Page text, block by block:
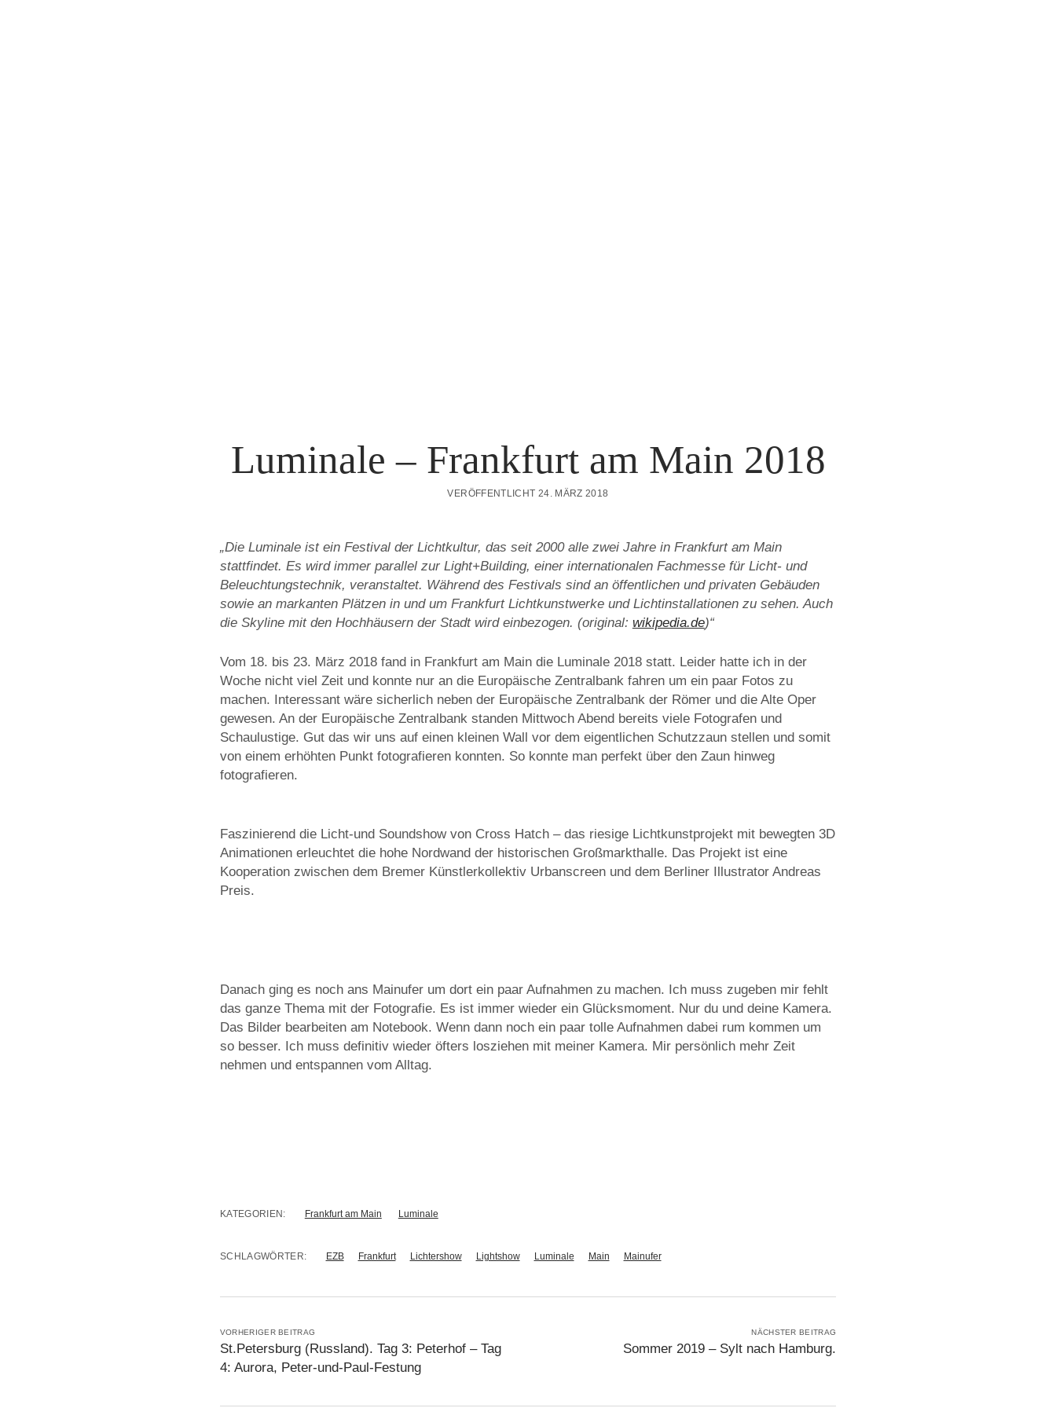
Luminale – Frankfurt am Main 2018
VERÖFFENTLICHT 24. MÄRZ 2018
„Die Luminale ist ein Festival der Lichtkultur, das seit 2000 alle zwei Jahre in Frankfurt am Main
stattfindet. Es wird immer parallel zur Light+Building, einer internationalen Fachmesse für Licht- und
Beleuchtungstechnik, veranstaltet. Während des Festivals sind an öffentlichen und privaten Gebäuden
sowie an markanten Plätzen in und um Frankfurt Lichtkunstwerke und Lichtinstallationen zu sehen. Auch
die Skyline mit den Hochhäusern der Stadt wird einbezogen. (original: wikipedia.de)“
Vom 18. bis 23. März 2018 fand in Frankfurt am Main die Luminale 2018 statt. Leider hatte ich in der
Woche nicht viel Zeit und konnte nur an die Europäische Zentralbank fahren um ein paar Fotos zu
machen. Interessant wäre sicherlich neben der Europäische Zentralbank der Römer und die Alte Oper
gewesen. An der Europäische Zentralbank standen Mittwoch Abend bereits viele Fotografen und
Schaulustige. Gut das wir uns auf einen kleinen Wall vor dem eigentlichen Schutzzaun stellen und somit
von einem erhöhten Punkt fotografieren konnten. So konnte man perfekt über den Zaun hinweg
fotografieren.
Faszinierend die Licht-und Soundshow von Cross Hatch – das riesige Lichtkunstprojekt mit bewegten 3D
Animationen erleuchtet die hohe Nordwand der historischen Großmarkthalle. Das Projekt ist eine
Kooperation zwischen dem Bremer Künstlerkollektiv Urbanscreen und dem Berliner Illustrator Andreas
Preis.
Danach ging es noch ans Mainufer um dort ein paar Aufnahmen zu machen. Ich muss zugeben mir fehlt
das ganze Thema mit der Fotografie. Es ist immer wieder ein Glücksmoment. Nur du und deine Kamera.
Das Bilder bearbeiten am Notebook. Wenn dann noch ein paar tolle Aufnahmen dabei rum kommen um
so besser. Ich muss definitiv wieder öfters losziehen mit meiner Kamera. Mir persönlich mehr Zeit
nehmen und entspannen vom Alltag.
KATEGORIEN: Frankfurt am Main Luminale
SCHLAGWÖRTER: EZB Frankfurt Lichtershow Lightshow Luminale Main Mainufer
VORHERIGER BEITRAG
St.Petersburg (Russland). Tag 3: Peterhof – Tag
4: Aurora, Peter-und-Paul-Festung
NÄCHSTER BEITRAG
Sommer 2019 – Sylt nach Hamburg.